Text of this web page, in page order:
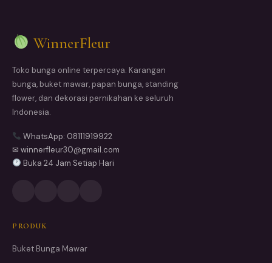
WinnerFleur
Toko bunga online terpercaya. Karangan
bunga, buket mawar, papan bunga, standing
flower, dan dekorasi pernikahan ke seluruh
Indonesia.
WhatsApp: 08111919922
✉ winnerfleur30@gmail.com
Buka 24 Jam Setiap Hari
PRODUK
Buket Bunga Mawar